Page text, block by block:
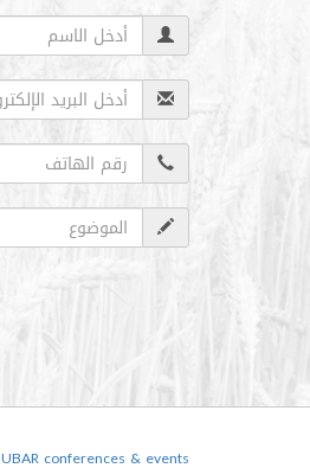
UBAR conferences & events